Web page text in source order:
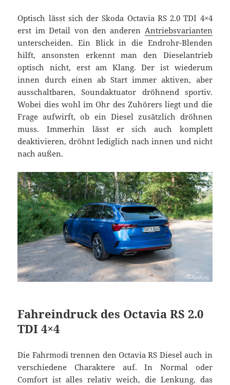
Optisch lässt sich der Skoda Octavia RS 2.0 TDI 4×4
erst im Detail von den anderen Antriebsvarianten
unterscheiden. Ein Blick in die Endrohr-Blenden
hilft, ansonsten erkennt man den Dieselantrieb
optisch nicht, erst am Klang. Der ist wiederum
innen durch einen ab Start immer aktiven, aber
ausschaltbaren, Soundaktuator dröhnend sportiv.
Wobei dies wohl im Ohr des Zuhörers liegt und die
Frage aufwirft, ob ein Diesel zusätzlich dröhnen
muss. Immerhin lässt er sich auch komplett
deaktivieren, dröhnt lediglich nach innen und nicht
nach außen.
Fahreindruck des Octavia RS 2.0
TDI 4×4
Die Fahrmodi trennen den Octavia RS Diesel auch in
verschiedene Charaktere auf. In Normal oder
Comfort ist alles relativ weich, die Lenkung, das